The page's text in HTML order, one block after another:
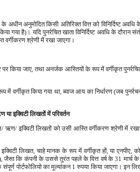
अधीन अनुमोदित किसी अतिरिक्त वित्त को विनिर्दिष्ट
है)। यदि पुनर्रचित खाता विनिर्दिष्ट अवधि के दौरान
वर्गीकरण श्रेणी में रखा जाएगा।
किया जाए, तथा अनर्जक आस्तियों के रूप में वर्गीकृत
वर्गीकृत किया गया था, ब्याज आय का निर्धारण (जब
इक्विटी लिखतों में परिवर्तन
इक्विटी लिखतों को उसी आस्ति वर्गीकरण श्रेणी में रखा
लिखत, चाहे मानक के रूप में वर्गीकृत हों, या एनपीए,
जैसा कि कंपनी के उससे तुरंत पहले के वित्त वर्ष के 31
संपूर्ण पोर्टफोलियो का मूल्यांकन 1 रुपया किया जाएगा।